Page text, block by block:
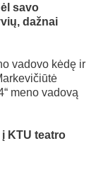
savo
dažnai
vadovo kėdę ir
meno vadovą
KTU teatro